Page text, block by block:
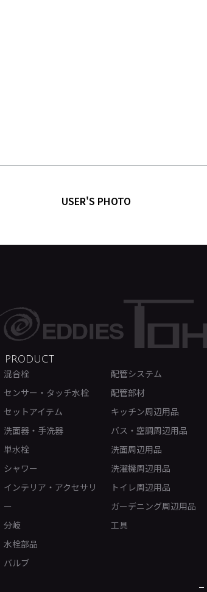
USER'S PHOTO
PRODUCT
混合栓
センサー・タッチ水栓
セットアイテム
洗面器・手洗器
単水栓
シャワー
インテリア・アクセサリ
ー
分岐
水栓部品
バルブ
配管システム
配管部材
キッチン周辺用品
バス・空調周辺用品
洗面周辺用品
洗濯機周辺用品
トイレ周辺用品
ガーデニング周辺用品
工具